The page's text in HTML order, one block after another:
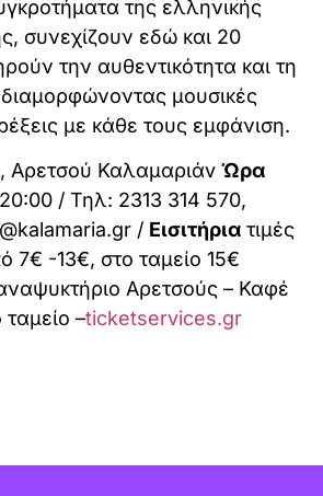
της ελληνικής
συνεχίζουν εδώ και 20
την αυθεντικότητα και τη
μουσικές
με κάθε τους εμφάνιση.
Αρετσού Καλαμαριάv Ώρα
20:00 / Τηλ: 2313 314 570,
/ Εισιτήριατιμές
7€ -13€, στο ταμείο 15€
Αρετσούς – Καφέ
–ticketservices.gr